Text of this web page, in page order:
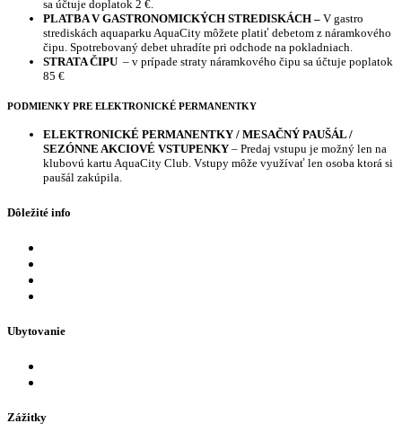
sa účtuje doplatok 2 €.
PLATBA V GASTRONOMICKÝCH STREDISKÁCH – V gastro
strediskách aquaparku AquaCity môžete platiť debetom z náramkového
čipu. Spotrebovaný debet uhradíte pri odchode na pokladniach.
STRATA ČIPU – v prípade straty náramkového čipu sa účtuje poplatok
85 €
PODMIENKY PRE ELEKTRONICKÉ PERMANENTKY
ELEKTRONICKÉ PERMANENTKY / MESAČNÝ PAUŠÁL /
SEZÓNNE AKCIOVÉ VSTUPENKY – Predaj vstupu je možný len na
klubovú kartu AquaCity Club. Vstupy môže využívať len osoba ktorá si
paušál zakúpila.
Dôležité info
Ubytovanie
Zážitky